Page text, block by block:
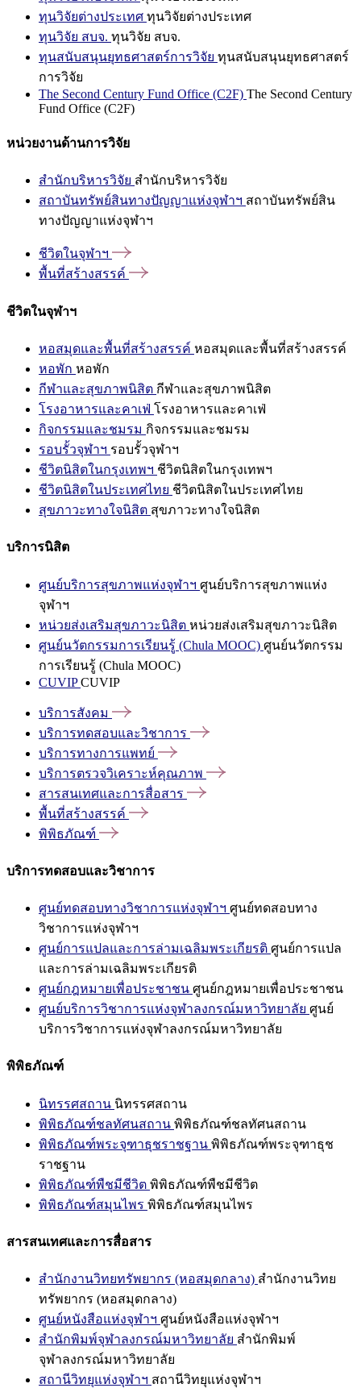
ทุนวิจัยต่างประเทศ ทุนวิจัยต่างประเทศ
ทุนวิจัย สบจ. ทุนวิจัย สบจ.
ทุนสนับสนุนยุทธศาสตร์การวิจัย ทุนสนับสนุนยุทธศาสตร์
การวิจัย
The Second Century Fund Office (C2F) The Second Century
Fund Office (C2F)
หน่วยงานด้านการวิจัย
สำนักบริหารวิจัย สำนักบริหารวิจัย
สถาบันทรัพย์สินทางปัญญาแห่งจุฬาฯ สถาบันทรัพย์สิน
ทางปัญญาแห่งจุฬาฯ
ชีวิตในจุฬาฯ
พื้นที่สร้างสรรค์
ชีวิตในจุฬาฯ
หอสมุดและพื้นที่สร้างสรรค์ หอสมุดและพื้นที่สร้างสรรค์
หอพัก หอพัก
กีฬาและสุขภาพนิสิต กีฬาและสุขภาพนิสิต
โรงอาหารและคาเฟ่ โรงอาหารและคาเฟ่
กิจกรรมและชมรม กิจกรรมและชมรม
รอบรั้วจุฬาฯ รอบรั้วจุฬาฯ
ชีวิตนิสิตในกรุงเทพฯ ชีวิตนิสิตในกรุงเทพฯ
ชีวิตนิสิตในประเทศไทย ชีวิตนิสิตในประเทศไทย
สุขภาวะทางใจนิสิต สุขภาวะทางใจนิสิต
บริการนิสิต
ศูนย์บริการสุขภาพแห่งจุฬาฯ ศูนย์บริการสุขภาพแห่ง
จุฬาฯ
หน่วยส่งเสริมสุขภาวะนิสิต หน่วยส่งเสริมสุขภาวะนิสิต
ศูนย์นวัตกรรมการเรียนรู้ (Chula MOOC) ศูนย์นวัตกรรม
การเรียนรู้ (Chula MOOC)
CUVIPCUVIP
บริการสังคม
บริการทดสอบและวิชาการ
บริการทางการแพทย์
บริการตรวจวิเคราะห์คุณภาพ
สารสนเทศและการสื่อสาร
พื้นที่สร้างสรรค์
พิพิธภัณฑ์
บริการทดสอบและวิชาการ
ศูนย์ทดสอบทางวิชาการแห่งจุฬาฯ ศูนย์ทดสอบทาง
วิชาการแห่งจุฬาฯ
ศูนย์การแปลและการล่ามเฉลิมพระเกียรติ ศูนย์การแปล
และการล่ามเฉลิมพระเกียรติ
ศูนย์กฎหมายเพื่อประชาชน ศูนย์กฎหมายเพื่อประชาชน
ศูนย์บริการวิชาการแห่งจุฬาลงกรณ์มหาวิทยาลัย ศูนย์
บริการวิชาการแห่งจุฬาลงกรณ์มหาวิทยาลัย
พิพิธภัณฑ์
นิทรรศสถาน นิทรรศสถาน
พิพิธภัณฑ์ชลทัศนสถาน พิพิธภัณฑ์ชลทัศนสถาน
พิพิธภัณฑ์พระจุฑาธุชราชฐาน พิพิธภัณฑ์พระจุฑาธุช
ราชฐาน
พิพิธภัณฑ์พืชมีชีวิต พิพิธภัณฑ์พืชมีชีวิต
พิพิธภัณฑ์สมุนไพร พิพิธภัณฑ์สมุนไพร
สารสนเทศและการสื่อสาร
สำนักงานวิทยทรัพยากร (หอสมุดกลาง) สำนักงานวิทย
ทรัพยากร (หอสมุดกลาง)
ศูนย์หนังสือแห่งจุฬาฯ ศูนย์หนังสือแห่งจุฬาฯ
สำนักพิมพ์จุฬาลงกรณ์มหาวิทยาลัย สำนักพิมพ์
จุฬาลงกรณ์มหาวิทยาลัย
สถานีวิทยุแห่งจุฬาฯ สถานีวิทยุแห่งจุฬาฯ